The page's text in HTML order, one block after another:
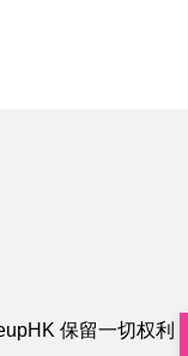
保留一切权利